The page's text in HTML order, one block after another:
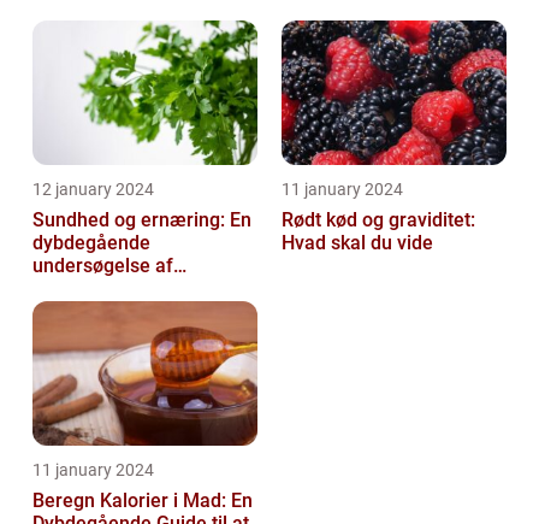
12 january 2024
Sundhed og ernæring: En
dybdegående
undersøgelse af
helbred og den rigtige
11 january 2024
Rødt kød og graviditet:
Hvad skal du vide
11 january 2024
Beregn Kalorier i Mad: En